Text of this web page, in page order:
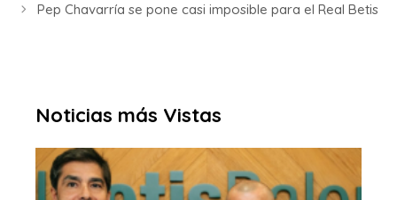
Pep Chavarría se pone casi imposible para el Real Betis
Noticias más Vistas